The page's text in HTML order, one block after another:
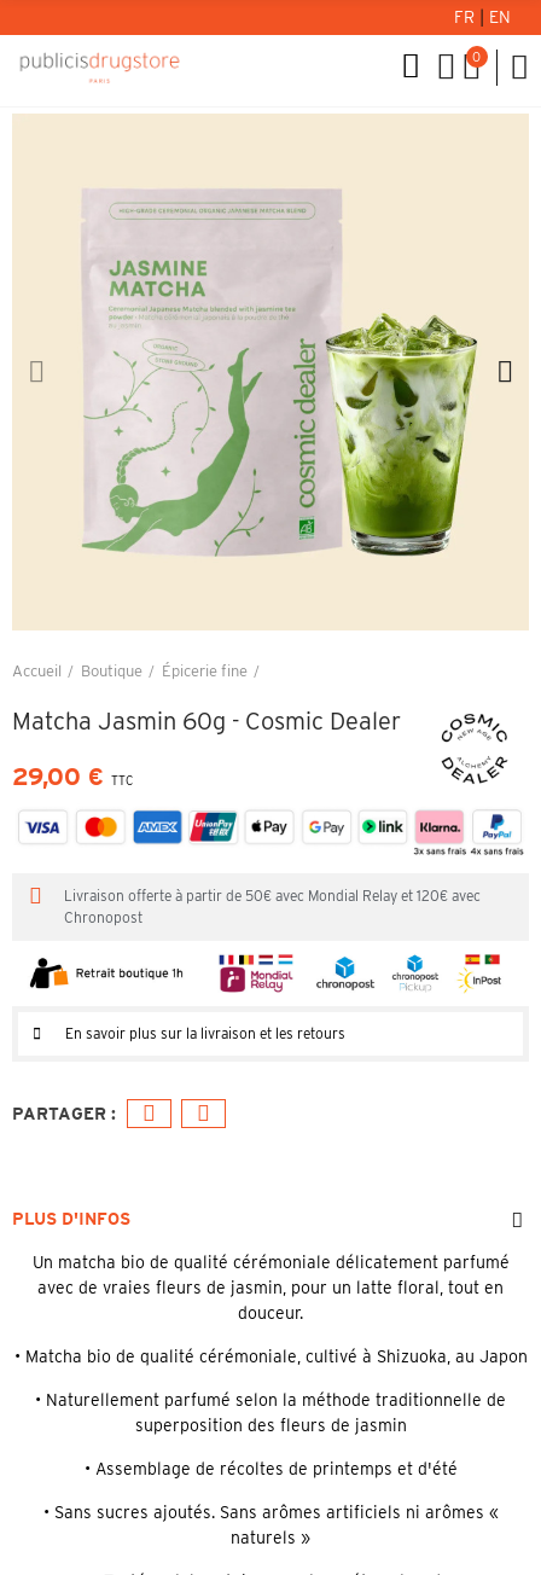
FR EN
0
Accueil Boutique Épicerie fine
Matcha Jasmin 60g - Cosmic Dealer
29,00 € TTC
Livraison offerte à partir de 50€ avec Mondial Relay et 120€ avec
Chronopost
En savoir plus sur la livraison et les retours
PLUS D'INFOS
Un matcha bio de qualité cérémoniale délicatement parfumé
avec de vraies fleurs de jasmin, pour un latte floral, tout en
douceur.
• Matcha bio de qualité cérémoniale, cultivé à Shizuoka, au Japon
• Naturellement parfumé selon la méthode traditionnelle de
superposition des fleurs de jasmin
• Assemblage de récoltes de printemps et d'été
• Sans sucres ajoutés. Sans arômes artificiels ni arômes «
naturels »